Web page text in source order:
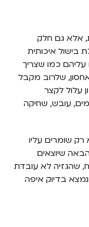
אלא גם חלק
בישול איכותית
כמו שצריך
שלרוב מקבל
עלול לקצר
עובש, שחיקה
שומרים עליו
שיוצאים
שהגזיה לא עובדת
בדיוק איפה